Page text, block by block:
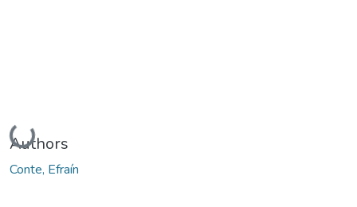
Cargando...
Authors
Conte, Efraín